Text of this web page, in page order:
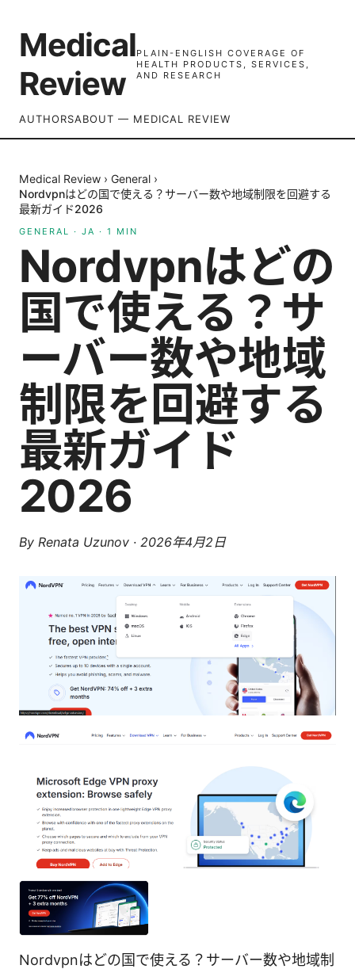
Medical
Review
PLAIN-ENGLISH COVERAGE OF
HEALTH PRODUCTS, SERVICES,
AND RESEARCH
AUTHORSABOUT — MEDICAL REVIEW
Medical Review › General ›
Nordvpnはどの国で使える？サーバー数や地域制限を回避する
最新ガイド2026
GENERAL · JA · 1 MIN
Nordvpnはどの
国で使える？サ
ーバー数や地域
制限を回避する
最新ガイド
2026
By Renata Uzunov · 2026年4月2日
Nordvpnはどの国で使える？サーバー数や地域制